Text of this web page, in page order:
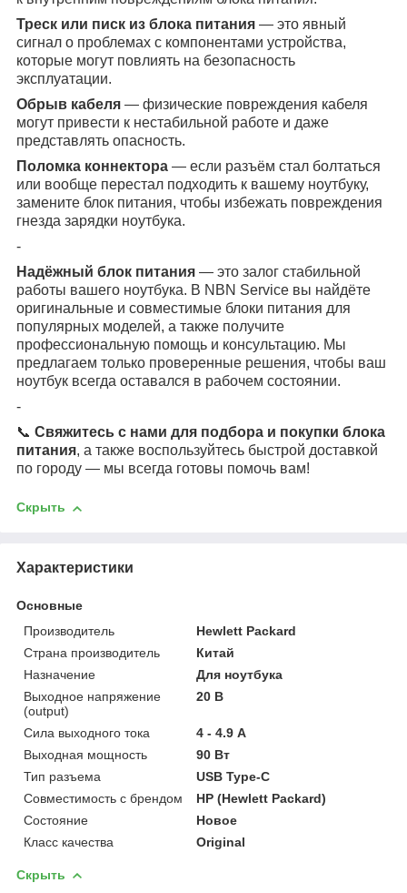
Треск или писк из блока питания — это явный
сигнал о проблемах с компонентами устройства,
которые могут повлиять на безопасность
эксплуатации.
Обрыв кабеля — физические повреждения кабеля
могут привести к нестабильной работе и даже
представлять опасность.
Поломка коннектора — если разъём стал болтаться
или вообще перестал подходить к вашему ноутбуку,
замените блок питания, чтобы избежать повреждения
гнезда зарядки ноутбука.
-
Надёжный блок питания — это залог стабильной
работы вашего ноутбука. В NBN Service вы найдёте
оригинальные и совместимые блоки питания для
популярных моделей, а также получите
профессиональную помощь и консультацию. Мы
предлагаем только проверенные решения, чтобы ваш
ноутбук всегда оставался в рабочем состоянии.
-
📞 Свяжитесь с нами для подбора и покупки блока
питания, а также воспользуйтесь быстрой доставкой
по городу — мы всегда готовы помочь вам!
Скрыть
Характеристики
Основные
Производитель
Hewlett Packard
Страна производитель
Китай
Назначение
Для ноутбука
Выходное напряжение
(output)
20 В
Сила выходного тока
4 - 4.9 А
Выходная мощность
90 Вт
Тип разъема
USB Type-C
Совместимость с брендом
HP (Hewlett Packard)
Состояние
Новое
Класс качества
Original
Скрыть